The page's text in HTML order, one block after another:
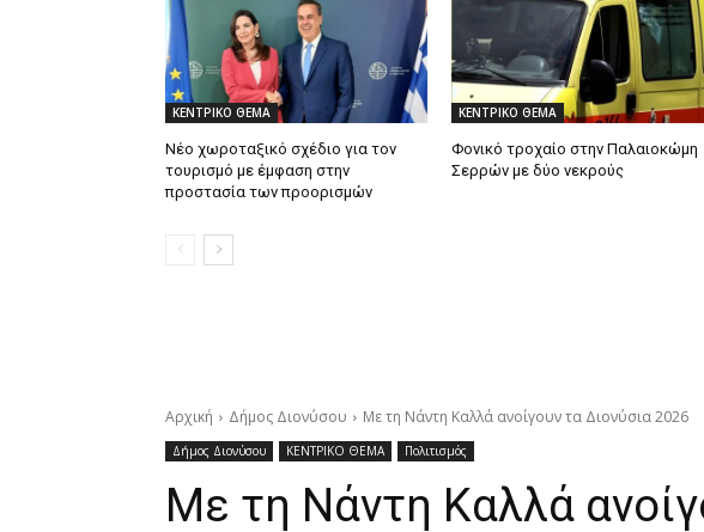
ΚΕΝΤΡΙΚΟ ΘΕΜΑ
Νέο χωροταξικό σχέδιο για τον
τουρισμό με έμφαση στην
προστασία των προορισμών
ΚΕΝΤΡΙΚΟ ΘΕΜΑ
Φονικό τροχαίο στην Παλαιοκώμη
Σερρών με δύο νεκρούς